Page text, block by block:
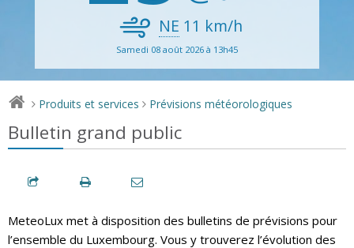
NE 11 km/h
Samedi 08 août 2026 à 13h45
> Produits et services > Prévisions météorologiques
Bulletin grand public
MeteoLux met à disposition des bulletins de prévisions pour
l’ensemble du Luxembourg. Vous y trouverez l’évolution des